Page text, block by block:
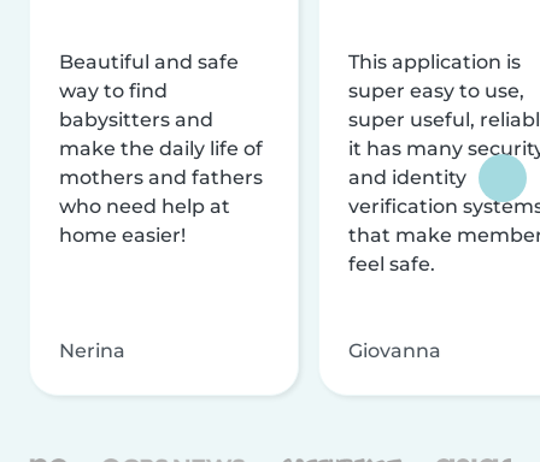
Beautiful and safe
way to find
babysitters and
make the daily life of
mothers and fathers
who need help at
home easier!
Nerina
This application is
super easy to use,
super useful,
it has many
and identity
verification
that make
feel safe.
Giovanna